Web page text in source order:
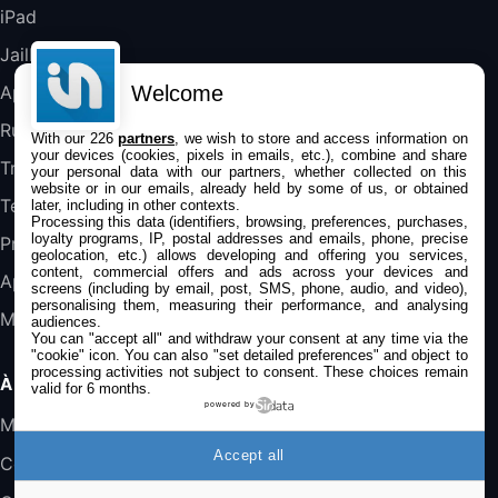
357,4€
Jeu FIFA 20 sur PC (code à télécharger)
45,98€57,99€Rue Du Commerce (Vendeur Tiers)
iPad
Jailbreak
Applications
Rumeurs
Trucs & astuces
Tests
Promos
Apple
Mac
À PROPOS
Mentions légales
Confidentialité
Welcome
With our 226partners , we wish to store and access information on
your devices (cookies, pixels in emails, etc.), combine and share
your personal data with our partners, whether collected on this
website or in our emails, already held by some of us, or obtained
later, including in other contexts.
Processing this data (identifiers, browsing, preferences, purchases,
loyalty programs, IP, postal addresses and emails, phone, precise
geolocation, etc.) allows developing and offering you services,
content, commercial offers and ads across your devices and
screens (including by email, post, SMS, phone, audio, and video),
personalising them, measuring their performance, and analysing
audiences.
You can "accept all" and withdraw your consent at any time via the
"cookie" icon. You can also "set detailed preferences" and object to
processing activities not subject to consent. These choices remain
valid for 6 months.
powered by
Accept all